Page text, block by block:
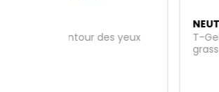
T-Gel shampoing pellicules